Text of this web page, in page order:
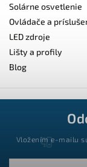
Solárne osvetlenie
Ovládače a
LED zdroje
Lišty a profily
Blog
Vložením e-mailu